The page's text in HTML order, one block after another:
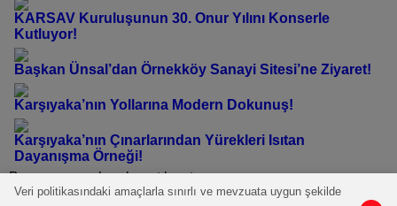
KARSAV Kuruluşunun 30. Onur Yılını Konserle
Kutluyor!
Başkan Ünsal’dan Örnekköy Sanayi Sitesi’ne Ziyaret!
Karşıyaka’nın Yollarına Modern Dokunuş!
Karşıyaka’nın Çınarlarından Yürekleri Isıtan
Dayanışma Örneği!
Bu yazı yorumlara kapatılmıştır.
Veri politikasındaki amaçlarla sınırlı ve mevzuata uygun şekilde